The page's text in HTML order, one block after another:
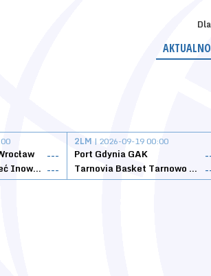
---
KSK Qemetica Noteć Inowrocław ---
2LM | 2026-09-19 00:00
Port Gdynia GAK
Tarnovia Basket Tarnowo Podgórne